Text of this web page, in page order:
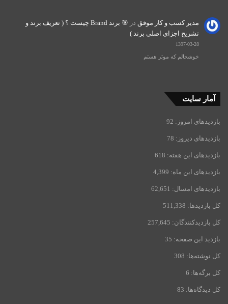
مدیر کسب و کار موفق در
🎯 برند Brand چیست ؟ ( تعریف برند و
تشریح اجزای اصلی برند )
1397-03-28
خوشحالم که موثر هستم
آمار سایت
بازدیدهای امروز: 92
بازدیدهای دیروز: 78
بازدیدهای این هفته: 618
بازدیدهای این ماه: 4,399
بازدیدهای امسال: 62,651
کل بازدیدها: 511,338
کل بازدیدکنند‌گان: 257,645
بازدید این صفحه: 35
کل نوشته‌ها: 308
کل برگه‌ها: 6
کل دیدگاه‌ها: 83